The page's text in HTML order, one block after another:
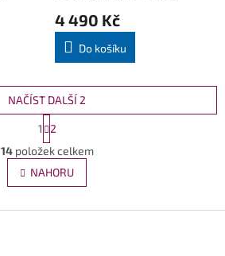
4 490 Kč
Do košíku
O
v
l
á
NAČÍST DALŠÍ 2
S
t
r
á
n
k
v
1
2
14položek celkem
NAHORU